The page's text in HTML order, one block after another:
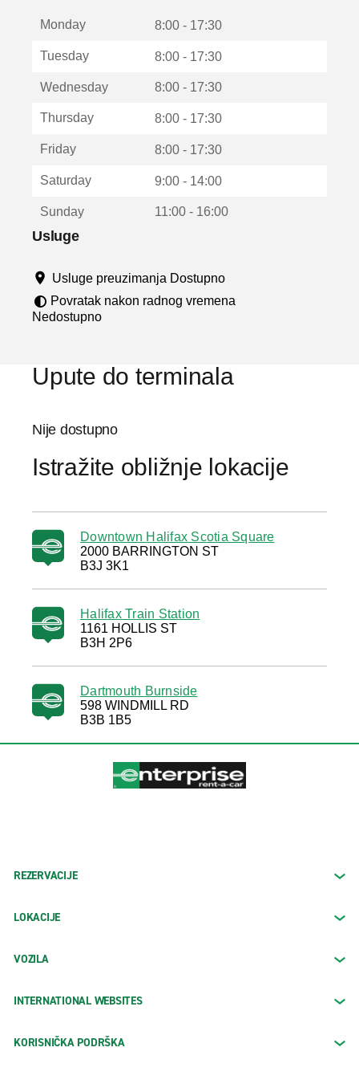
u
u
Monday 8:00 - 17:30
Tuesday 8:00 - 17:30
Wednesday 8:00 - 17:30
Thursday 8:00 - 17:30
Friday 8:00 - 17:30
Saturday 9:00 - 14:00
Sunday 11:00 - 16:00
Usluge
Usluge preuzimanja Dostupno
Povratak nakon radnog vremena
Nedostupno
Upute do terminala
Nije dostupno
Istražite obližnje lokacije
Downtown Halifax Scotia Square
2000 BARRINGTON ST
B3J 3K1
Halifax Train Station
1161 HOLLIS ST
B3H 2P6
Dartmouth Burnside
598 WINDMILL RD
B3B 1B5
REZERVACIJE
LOKACIJE
VOZILA
INTERNATIONAL WEBSITES
KORISNIČKA PODRŠKA